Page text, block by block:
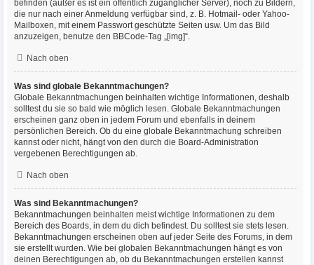
befinden (außer es ist ein öffentlich zugänglicher Server), noch zu Bildern,
die nur nach einer Anmeldung verfügbar sind, z. B. Hotmail- oder Yahoo-
Mailboxen, mit einem Passwort geschützte Seiten usw. Um das Bild
anzuzeigen, benutze den BBCode-Tag „[img]“.
Nach oben
Was sind globale Bekanntmachungen?
Globale Bekanntmachungen beinhalten wichtige Informationen, deshalb
solltest du sie so bald wie möglich lesen. Globale Bekanntmachungen
erscheinen ganz oben in jedem Forum und ebenfalls in deinem
persönlichen Bereich. Ob du eine globale Bekanntmachung schreiben
kannst oder nicht, hängt von den durch die Board-Administration
vergebenen Berechtigungen ab.
Nach oben
Was sind Bekanntmachungen?
Bekanntmachungen beinhalten meist wichtige Informationen zu dem
Bereich des Boards, in dem du dich befindest. Du solltest sie stets lesen.
Bekanntmachungen erscheinen oben auf jeder Seite des Forums, in dem
sie erstellt wurden. Wie bei globalen Bekanntmachungen hängt es von
deinen Berechtigungen ab, ob du Bekanntmachungen erstellen kannst